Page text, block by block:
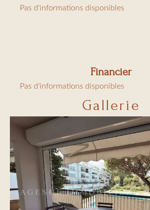
Pas d'informations disponibles
Financier
Pas d'informations disponibles
Gallerie